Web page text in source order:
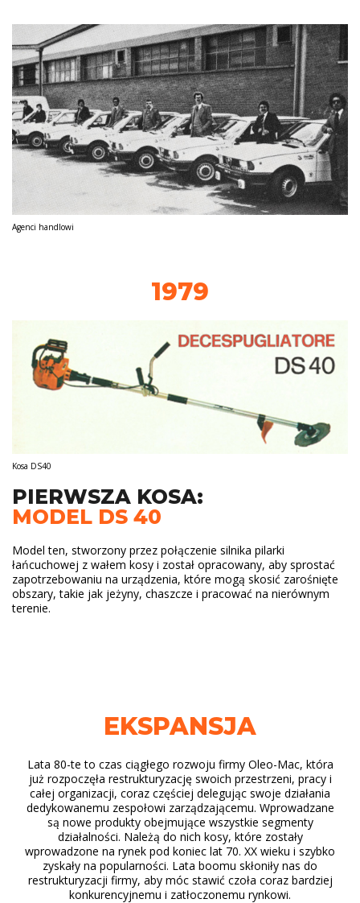
Agenci handlowi
1979
Kosa DS40
PIERWSZA KOSA:
MODEL DS 40
Model ten, stworzony przez połączenie silnika pilarki
łańcuchowej z wałem kosy i został opracowany, aby sprostać
zapotrzebowaniu na urządzenia, które mogą skosić zarośnięte
obszary, takie jak jeżyny, chaszcze i pracować na nierównym
terenie.
EKSPANSJA
Lata 80-te to czas ciągłego rozwoju firmy Oleo-Mac, która
już rozpoczęła restrukturyzację swoich przestrzeni, pracy i
całej organizacji, coraz częściej delegując swoje działania
dedykowanemu zespołowi zarządzającemu. Wprowadzane
są nowe produkty obejmujące wszystkie segmenty
działalności. Należą do nich kosy, które zostały
wprowadzone na rynek pod koniec lat 70. XX wieku i szybko
zyskały na popularności. Lata boomu skłoniły nas do
restrukturyzacji firmy, aby móc stawić czoła coraz bardziej
konkurencyjnemu i zatłoczonemu rynkowi.